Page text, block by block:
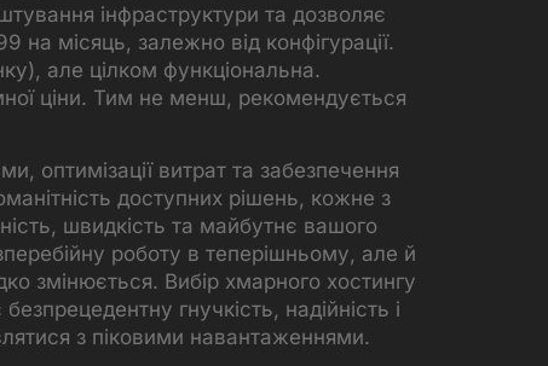
інфраструктури та дозволяє
на місяць, залежно від конфігурації.
але цілком функціональна.
ціни. Тим не менш, рекомендується
оптимізації витрат та забезпечення
доступних рішень, кожне з
швидкість та майбутнє вашого
роботу в теперішньому, але й
змінюється. Вибір хмарного хостингу
гнучкість, надійність і
з піковими навантаженнями.